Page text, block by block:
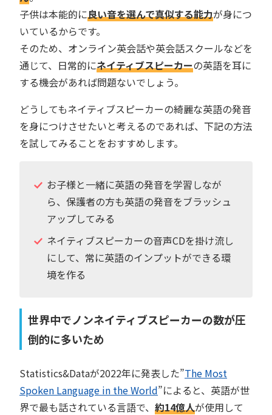
子供は本能的に良い音を選んで真似する能力が身につ
いているからです。
そのため、オンライン英会話や英会話スクールなどを
通じて、日常的にネイティブスピーカーの英語を耳に
する機会があれば問題ないでしょう。
どうしてもネイティブスピーカーの綺麗な英語の発音
を身につけさせたいと考えるのであれば、下記の方法
を試してみることをおすすめします。
お子様と一緒に英語の発音を学習しなが
ら、保護者の方も英語の発音をブラッシュ
アップしてみる
ネイティブスピーカーの音声CDを掛け流し
にして、常に英語のインプットができる環
境を作る
世界中でノンネイティブスピーカーの数が圧
倒的に多いため
Statistics&Dataが2022年に発表した”The Most
Spoken Language in the World”によると、英語が世
界で最も話されている言語で、 約14億人が使用して